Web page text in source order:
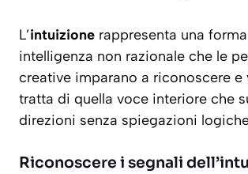
L’intuizione rappresenta una
intelligenza non razionale che le
creative imparano a riconoscere e
tratta di quella voce interiore che
direzioni senza spiegazioni
Riconoscere i segnali